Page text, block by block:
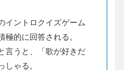
イントロクイズゲーム
極的に回答される。
言うと、「歌が好きだ
しゃる。